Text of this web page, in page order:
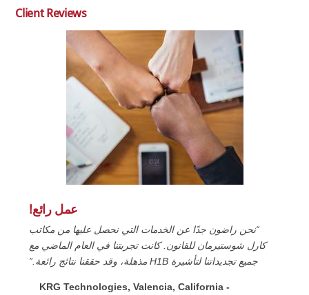
Client Reviews
عمل رائع!
“نحن راضون جدًا عن الخدمات التي نحصل عليها من مكاتب
كارل شوستيرمان للقانون. كانت تجربتنا في العام الماضي مع
جميع تجديداتنا لتأشيرة H1B مذهلة، وقد حققنا نتائج رائعة.”
- KRG Technologies, Valencia, California